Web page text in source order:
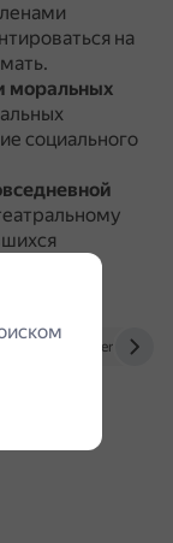
на
моральных
социального